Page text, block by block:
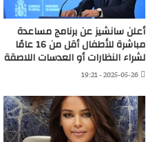
أعلن سانشيز عن برنامج مساعدة
مباشرة للأطفال أقل من 16 عامًا
لشراء النظارات أو العدسات اللاصقة
2025-05-26 - 19:21